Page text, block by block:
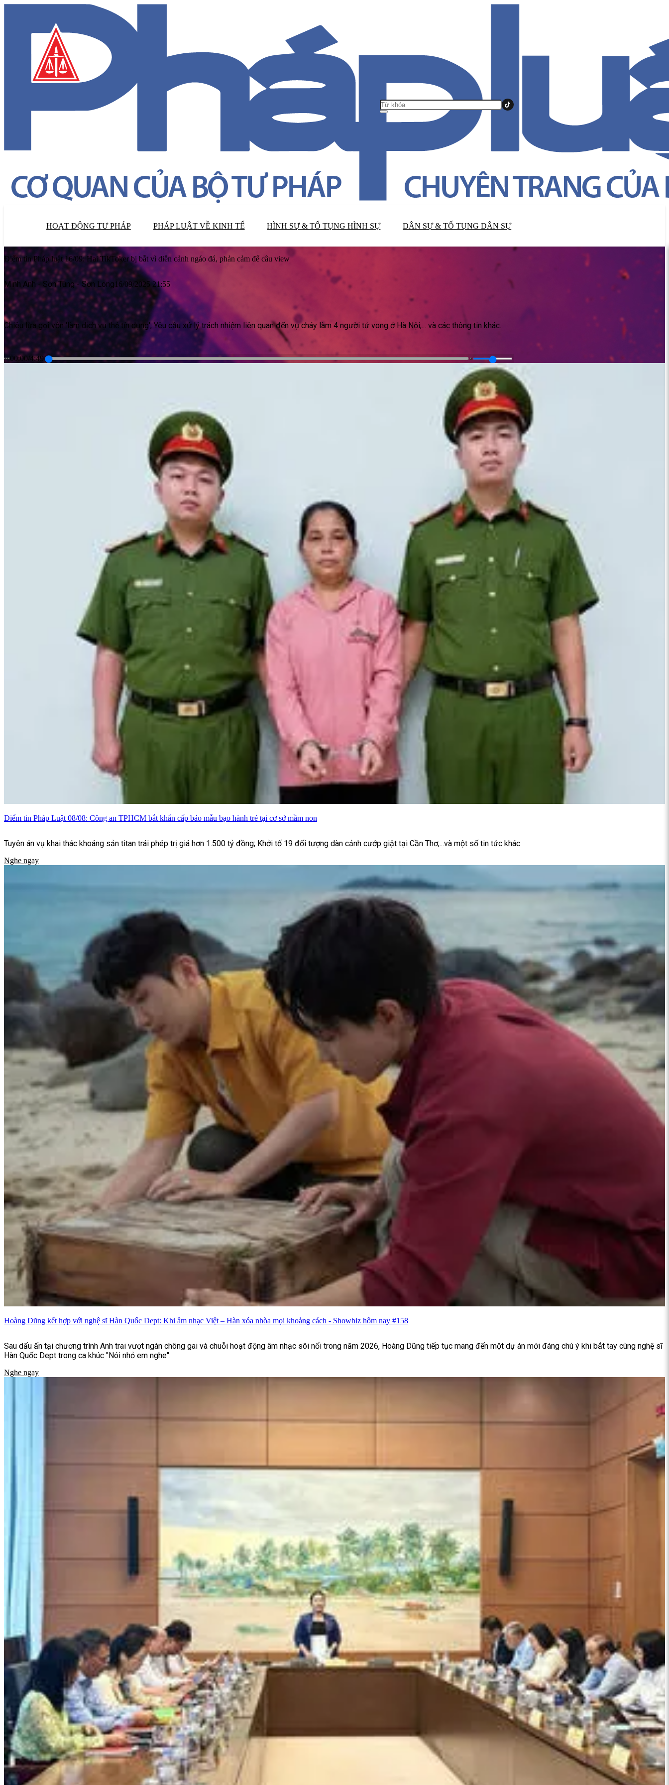
HOẠT ĐỘNG TƯ PHÁP PHÁP LUẬT VỀ KINH TẾ HÌNH SỰ & TỐ TỤNG HÌNH SỰ DÂN SỰ & TỐ TỤNG DÂN SỰ
Điểm tin Pháp luật 16/09: Hai TikToker bị bắt vì diễn cảnh ngáo đá, phản cảm để câu view
Minh Anh - Sơn Tùng - Sơn Long 16/09/2025 21:55
Chiêu lừa gọi vốn 'làm dịch vụ thẻ tín dụng'; Yêu cầu xử lý trách nhiệm liên quan đến vụ cháy làm 4 người tử vong ở Hà Nội;... và các thông tin khác.
00:00 4:49
Điểm tin Pháp Luật 08/08: Công an TPHCM bắt khẩn cấp bảo mẫu bạo hành trẻ tại cơ sở mầm non
Tuyên án vụ khai thác khoáng sản titan trái phép trị giá hơn 1.500 tỷ đồng; Khởi tố 19 đối tượng dàn cảnh cướp giật tại Cần Thơ;...và một số tin tức khác
Nghe ngay
Hoàng Dũng kết hợp với nghệ sĩ Hàn Quốc Dept: Khi âm nhạc Việt – Hàn xóa nhòa mọi khoảng cách - Showbiz hôm nay #158
Sau dấu ấn tại chương trình Anh trai vượt ngàn chông gai và chuỗi hoạt động âm nhạc sôi nổi trong năm 2026, Hoàng Dũng tiếp tục mang đến một dự án mới đáng chú ý khi bắt tay cùng nghệ sĩ
Hàn Quốc Dept trong ca khúc "Nói nhỏ em nghe".
Nghe ngay